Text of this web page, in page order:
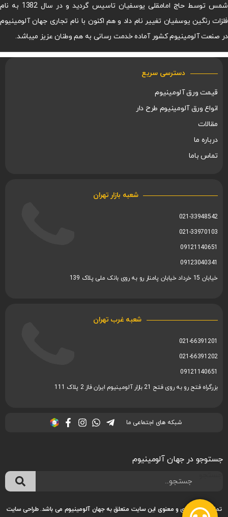
شمس توسط حاج امامقلی یوسفیان تاسیس گردید و در سال 1382 به نام
فلزات رنگین یوسفیان تغییر نام داد و هم اکنون با نام تجاری جهان آلومینیوم
در صنعت آلومینیوم کشور آماده خدمت رسانی به هم وطنان عزیز میباشد.
دسترسی سریع
قیمت ورق آلومینیوم
انواع ورق آلومینیوم طرح دار
مقالات
درباره ما
تماس باما
شعبه بازار تهران
021-33948542
021-33970103
09121140651
09123040341
خیابان 15 خرداد خیابان پامنار رو به روی بانک ملی پلاک 139
شعبه غرب تهران
021-66391201
021-66391202
09121140651
بزرگراه فتح رو به روی فتح 21 بازار آلومینیوم ایران فاز 2 پلاک 111
شبکه های اجتماعی ما
جستوجو در جهان آلومینیوم
تمام حقوق مادی و معنوی این سایت متعلق به جهان آلومینیوم می باشد.طراحی سایت